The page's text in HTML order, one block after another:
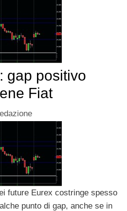
gap positivo
Fiat
future Eurex costringe spesso
punto di gap, anche se in